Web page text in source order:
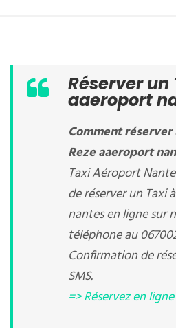
Réserver un
aaeroport
Comment
Reze aaeroport
Taxi Aéroport
de réserver un Taxi
nantes en ligne sur
téléphone au
Confirmation de
SMS.
=> Réservez en